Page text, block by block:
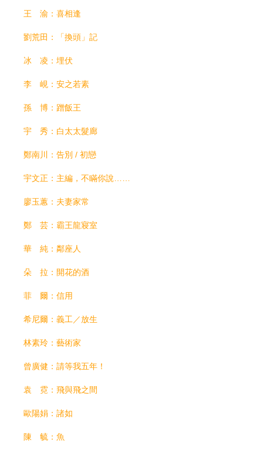
王 渝：喜相逢
劉荒田：「換頭」記
冰 凌：埋伏
李 峴：安之若素
孫 博：蹭飯王
宇 秀：白太太髮廊
鄭南川：告別 / 初戀
宇文正：主編，不瞞你說……
廖玉蕙：夫妻家常
鄭 芸：霸王龍寢室
華 純：鄰座人
朵 拉：開花的酒
菲 爾：信用
希尼爾：義工／放生
林素玲：藝術家
曾廣健：請等我五年！
袁 霓：飛與飛之間
歐陽娟：諸如
陳 毓：魚